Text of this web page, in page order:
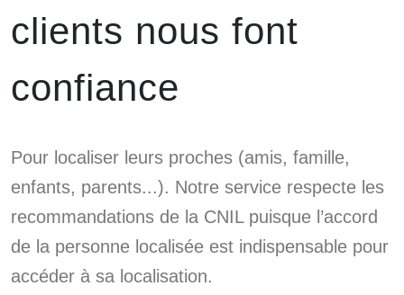
clients nous font
confiance
Pour localiser leurs proches (amis, famille,
enfants, parents...). Notre service respecte les
recommandations de la CNIL puisque l’accord
de la personne localisée est indispensable pour
accéder à sa localisation.